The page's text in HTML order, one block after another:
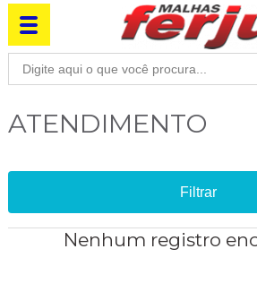
ATENDIMENTO
Filtrar
Nenhum registro